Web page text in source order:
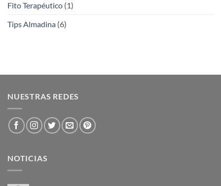
Fito Terapéutico (1)
Tips Almadina (6)
NUESTRAS REDES
NOTICIAS